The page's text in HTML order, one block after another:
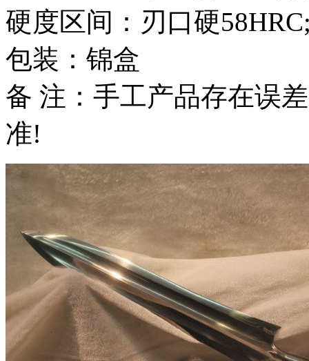
硬度区间：刃口硬
包装：锦盒
备 注：手工产品存在误
准!